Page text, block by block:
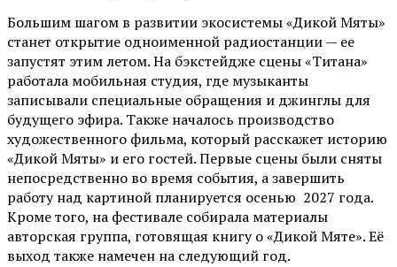
Большим шагом в развитии экосистемы «Дикой Мяты»
станет открытие одноименной радиостанции — ее
запустят этим летом. На бэкстейдже сцены «Титана»
работала мобильная студия, где музыканты
записывали специальные обращения и джинглы для
будущего эфира. Также началось производство
художественного фильма, который расскажет историю
«Дикой Мяты» и его гостей. Первые сцены были сняты
непосредственно во время события, а завершить
работу над картиной планируется осенью 2027 года.
Кроме того, на фестивале собирала материалы
авторская группа, готовящая книгу о «Дикой Мяте». Её
выход также намечен на следующий год.